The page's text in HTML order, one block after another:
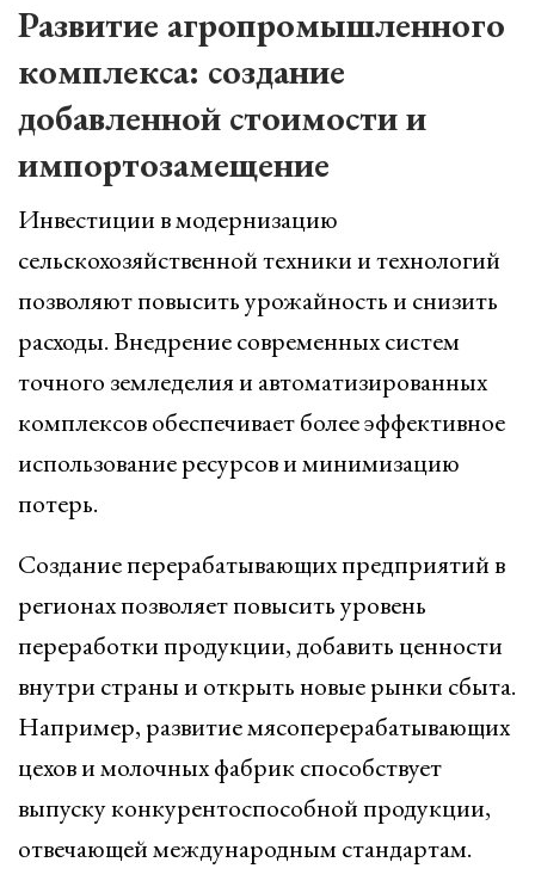
Развитие агропромышленного
комплекса: создание
добавленной стоимости и
импортозамещение
Инвестиции в модернизацию
сельскохозяйственной техники и технологий
позволяют повысить урожайность и снизить
расходы. Внедрение современных систем
точного земледелия и автоматизированных
комплексов обеспечивает более эффективное
использование ресурсов и минимизацию
потерь.
Создание перерабатывающих предприятий в
регионах позволяет повысить уровень
переработки продукции, добавить ценности
внутри страны и открыть новые рынки сбыта.
Например, развитие мясоперерабатывающих
цехов и молочных фабрик способствует
выпуску конкурентоспособной продукции,
отвечающей международным стандартам.